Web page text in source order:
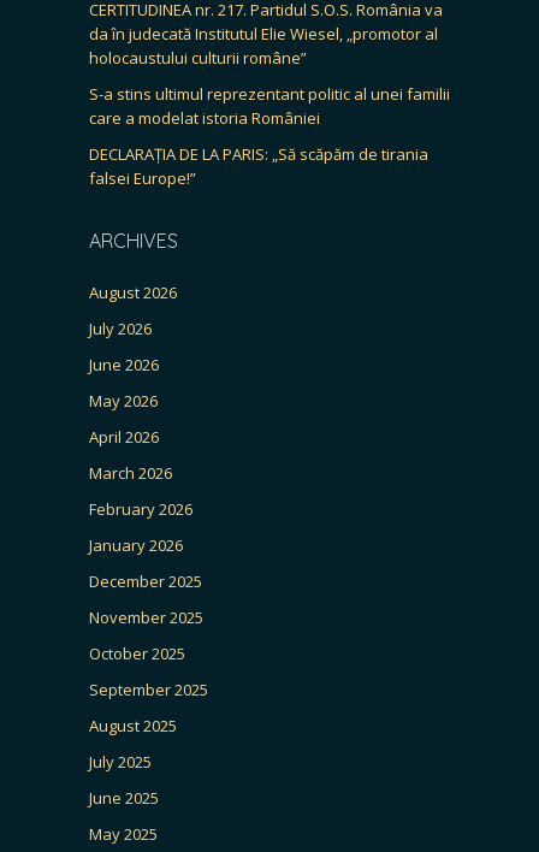
CERTITUDINEA nr. 217. Partidul S.O.S. România va
da în judecată Institutul Elie Wiesel, „promotor al
holocaustului culturii române”
S-a stins ultimul reprezentant politic al unei familii
care a modelat istoria României
DECLARAȚIA DE LA PARIS: „Să scăpăm de tirania
falsei Europe!”
ARCHIVES
August 2026
July 2026
June 2026
May 2026
April 2026
March 2026
February 2026
January 2026
December 2025
November 2025
October 2025
September 2025
August 2025
July 2025
June 2025
May 2025